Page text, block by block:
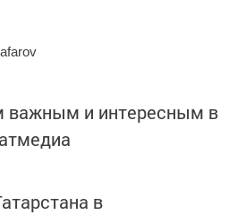
важным и интересным в
в